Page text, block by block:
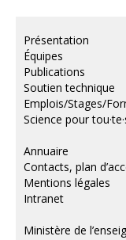
Présentation
Équipes
Publications
Soutien technique
Emplois/Stages/
Science pour
Annuaire
Contacts, plan
Mentions légales
Intranet
Ministère de